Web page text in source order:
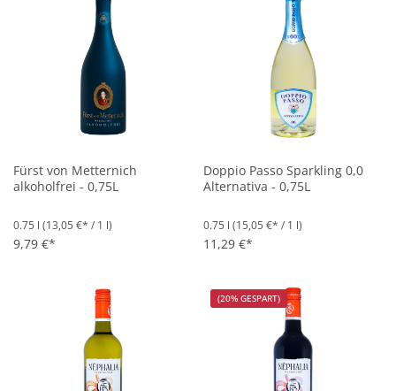
Fürst von Metternich
alkoholfrei - 0,75L
0.75 l (13,05 €* / 1 l)
9,79 €*
Doppio Passo Sparkling 0,0
Alternativa - 0,75L
0.75 l (15,05 €* / 1 l)
11,29 €*
(20% GESPART)